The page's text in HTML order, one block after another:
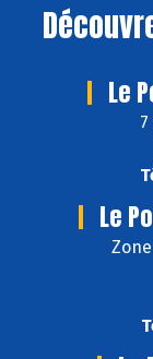
Le
Le